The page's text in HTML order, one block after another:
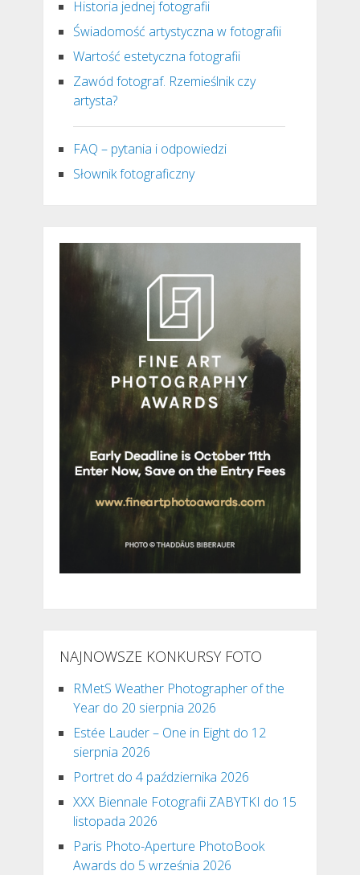
Historia jednej fotografii
Świadomość artystyczna w fotografii
Wartość estetyczna fotografii
Zawód fotograf. Rzemieślnik czy
artysta?
FAQ – pytania i odpowiedzi
Słownik fotograficzny
NAJNOWSZE KONKURSY FOTO
RMetS Weather Photographer of the
Year do 20 sierpnia 2026
Estée Lauder – One in Eight do 12
sierpnia 2026
Portret do 4 października 2026
XXX Biennale Fotografii ZABYTKI do 15
listopada 2026
Paris Photo-Aperture PhotoBook
Awards do 5 września 2026